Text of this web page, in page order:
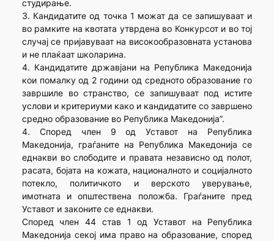
студирање.
3. Кандидатите од точка 1 можат да се запишуваат и
во рамките на квотата утврдена во Конкурсот и во тој
случај се пријавуваат на високообразовната установа
и не плаќаат школарина.
4. Кандидатите државјани на Република Македонија
кои помалку од 2 години од средното образование го
завршиле во странство, се запишуваат под истите
услови и критериуми како и кандидатите со завршено
средно образование во Република Македонија”.
4. Според член 9 од Уставот на Република
Македонија, граѓаните на Република Македонија се
еднакви во слободите и правата независно од полот,
расата, бојата на кожата, националното и социјалното
потекло, политичкото и верското уверување,
имотната и општествена положба. Граѓаните пред
Уставот и законите се еднакви.
Според член 44 став 1 од Уставот на Република
Македонија секој има право на образование, според